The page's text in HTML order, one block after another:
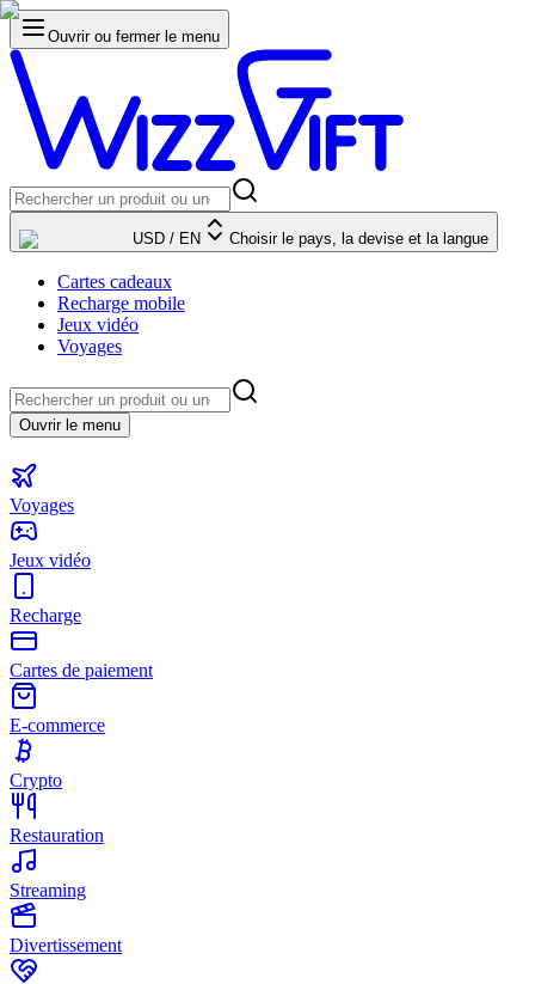
Ouvrir ou fermer le menu
USD / EN Choisir le pays, la devise et la langue
Cartes cadeaux
Recharge mobile
Jeux vidéo
Voyages
Ouvrir le menu
Voyages
Jeux vidéo
Recharge
Cartes de paiement
E-commerce
Crypto
Restauration
Streaming
Divertissement